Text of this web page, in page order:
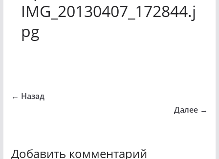
IMG_20130407_172844.j
pg
← Назад
Далее →
Добавить комментарий